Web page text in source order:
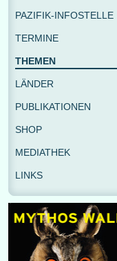
PAZIFIK-INFOSTELLE
TERMINE
THEMEN
LÄNDER
PUBLIKATIONEN
SHOP
MEDIATHEK
LINKS